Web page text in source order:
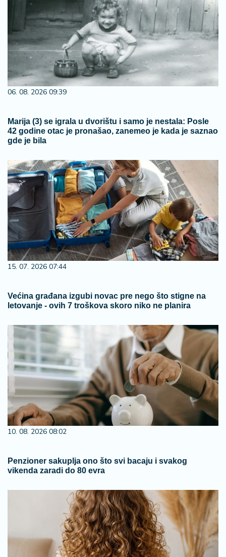
06. 08. 2026 09:39
Marija (3) se igrala u dvorištu i samo je nestala: Posle
42 godine otac je pronašao, zanemeo je kada je saznao
gde je bila
15. 07. 2026 07:44
Većina građana izgubi novac pre nego što stigne na
letovanje - ovih 7 troškova skoro niko ne planira
10. 08. 2026 08:02
Penzioner sakuplja ono što svi bacaju i svakog
vikenda zaradi do 80 evra